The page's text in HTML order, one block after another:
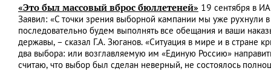
«Это был массовый вброс бюллетеней» 19 сентября в
Заявил: «С точки зрения выборной кампании мы уже рухнули
последовательно будем выполнять все обещания и ваши
державы, – сказал Г.А. Зюганов. «Ситуация в мире и в стране
два выбора: или возглавляемую им «Единую Россию»
считаю, что выбор был сделан неверный, не состоялось